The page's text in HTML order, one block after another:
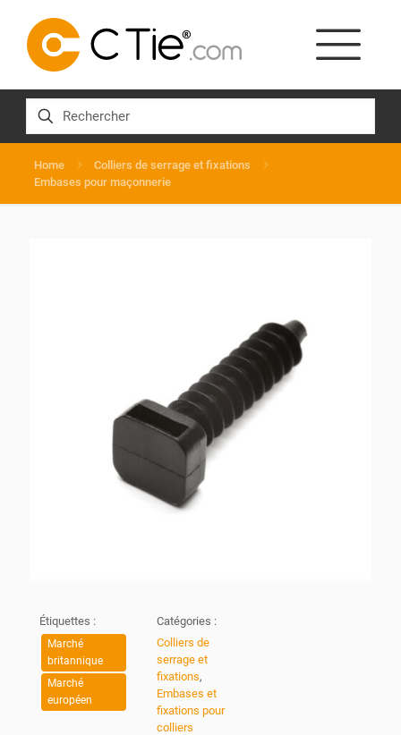
Home
Colliers de serrage et fixations
Embases pour maçonnerie
Étiquettes :
Marché
britannique
Marché
européen
Catégories :
Colliers de
serrage et
fixations,
Embases et
fixations pour
colliers